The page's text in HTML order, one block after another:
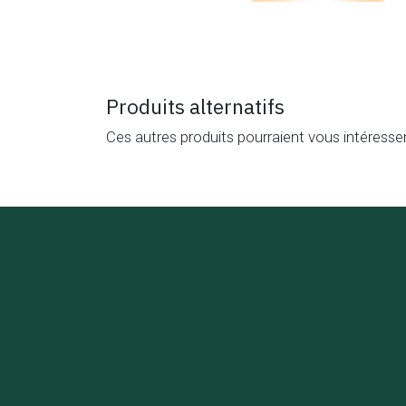
Produits alternatifs
Ces autres produits pourraient vous